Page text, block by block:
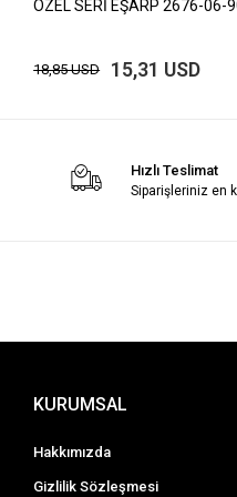
ÖZEL SERİ EŞARP 2676-06-
18,85 USD 15,31 USD
Hızlı Teslimat
Siparişleriniz en
KURUMSAL
Hakkımızda
Gizlilik Sözleşmesi